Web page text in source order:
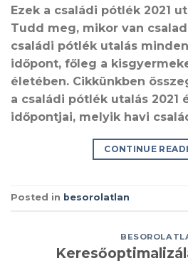
Ezek a családi pótlék 2021
Tudd meg, mikor van
családi pótlék utalás
időpont, főleg a
életében. Cikkünkben
a családi pótlék utalás 2021
időpontjai, melyik havi
CONTINUE
Posted in besorolatlan